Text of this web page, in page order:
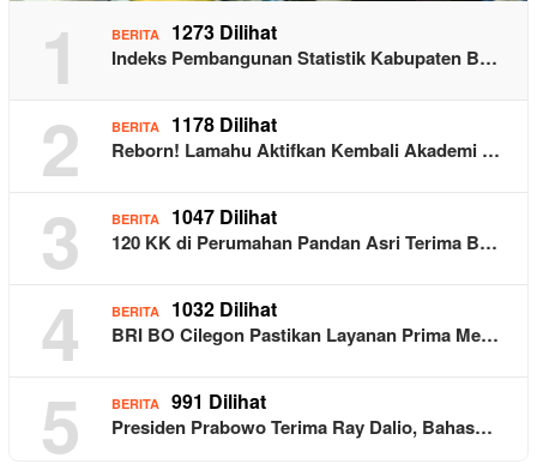
1 BERITA 1273 Dilihat
Indeks Pembangunan Statistik Kabupaten B…
2 BERITA 1178 Dilihat
Reborn! Lamahu Aktifkan Kembali Akademi …
3 BERITA 1047 Dilihat
120 KK di Perumahan Pandan Asri Terima B…
4 BERITA 1032 Dilihat
BRI BO Cilegon Pastikan Layanan Prima Me…
5 BERITA 991 Dilihat
Presiden Prabowo Terima Ray Dalio, Bahas…